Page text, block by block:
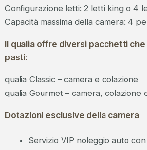
Configurazione letti: 2 letti king o 4
Capacità massima della camera: 4
Il qualia offre diversi pacchetti
pasti:
qualia Classic – camera e colazione
qualia Gourmet – camera, colazione
Dotazioni esclusive della camera
Servizio VIP noleggio auto